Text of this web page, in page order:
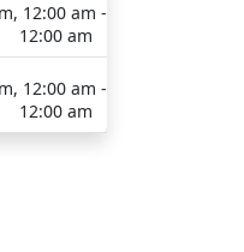
12:00 am -
12:00 am
12:00 am -
12:00 am